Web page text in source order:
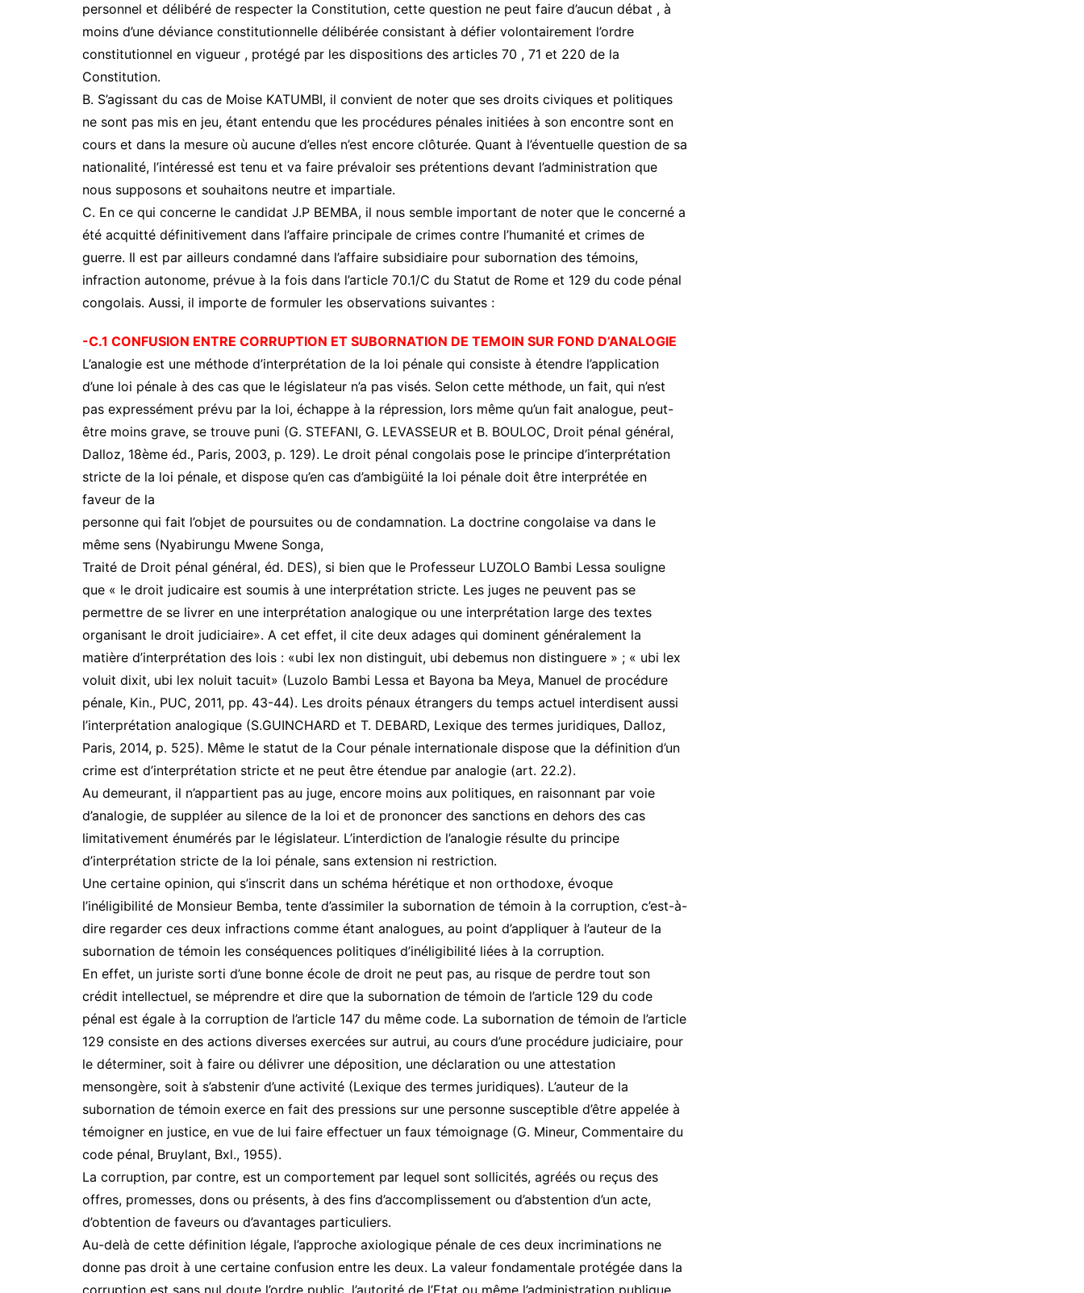
personnel et délibéré de respecter la Constitution, cette question ne peut faire d’aucun débat , à
moins d’une déviance constitutionnelle délibérée consistant à défier volontairement l’ordre
constitutionnel en vigueur , protégé par les dispositions des articles 70 , 71 et 220 de la
Constitution.
B. S’agissant du cas de Moise KATUMBI, il convient de noter que ses droits civiques et politiques
ne sont pas mis en jeu, étant entendu que les procédures pénales initiées à son encontre sont en
cours et dans la mesure où aucune d’elles n’est encore clôturée. Quant à l’éventuelle question de sa
nationalité, l’intéressé est tenu et va faire prévaloir ses prétentions devant l’administration que
nous supposons et souhaitons neutre et impartiale.
C. En ce qui concerne le candidat J.P BEMBA, il nous semble important de noter que le concerné a
été acquitté définitivement dans l’affaire principale de crimes contre l’humanité et crimes de
guerre. Il est par ailleurs condamné dans l’affaire subsidiaire pour subornation des témoins,
infraction autonome, prévue à la fois dans l’article 70.1/C du Statut de Rome et 129 du code pénal
congolais. Aussi, il importe de formuler les observations suivantes :
-C.1 CONFUSION ENTRE CORRUPTION ET SUBORNATION DE TEMOIN SUR FOND D’ANALOGIE
L’analogie est une méthode d’interprétation de la loi pénale qui consiste à étendre l’application
d’une loi pénale à des cas que le législateur n’a pas visés. Selon cette méthode, un fait, qui n’est
pas expressément prévu par la loi, échappe à la répression, lors même qu’un fait analogue, peut-
être moins grave, se trouve puni (G. STEFANI, G. LEVASSEUR et B. BOULOC, Droit pénal général,
Dalloz, 18ème éd., Paris, 2003, p. 129). Le droit pénal congolais pose le principe d’interprétation
stricte de la loi pénale, et dispose qu’en cas d’ambigüité la loi pénale doit être interprétée en
faveur de la
personne qui fait l’objet de poursuites ou de condamnation. La doctrine congolaise va dans le
même sens (Nyabirungu Mwene Songa,
Traité de Droit pénal général, éd. DES), si bien que le Professeur LUZOLO Bambi Lessa souligne
que « le droit judicaire est soumis à une interprétation stricte. Les juges ne peuvent pas se
permettre de se livrer en une interprétation analogique ou une interprétation large des textes
organisant le droit judiciaire». A cet effet, il cite deux adages qui dominent généralement la
matière d’interprétation des lois : «ubi lex non distinguit, ubi debemus non distinguere » ; « ubi lex
voluit dixit, ubi lex noluit tacuit» (Luzolo Bambi Lessa et Bayona ba Meya, Manuel de procédure
pénale, Kin., PUC, 2011, pp. 43-44). Les droits pénaux étrangers du temps actuel interdisent aussi
l’interprétation analogique (S.GUINCHARD et T. DEBARD, Lexique des termes juridiques, Dalloz,
Paris, 2014, p. 525). Même le statut de la Cour pénale internationale dispose que la définition d’un
crime est d’interprétation stricte et ne peut être étendue par analogie (art. 22.2).
Au demeurant, il n’appartient pas au juge, encore moins aux politiques, en raisonnant par voie
d’analogie, de suppléer au silence de la loi et de prononcer des sanctions en dehors des cas
limitativement énumérés par le législateur. L’interdiction de l’analogie résulte du principe
d’interprétation stricte de la loi pénale, sans extension ni restriction.
Une certaine opinion, qui s’inscrit dans un schéma hérétique et non orthodoxe, évoque
l’inéligibilité de Monsieur Bemba, tente d’assimiler la subornation de témoin à la corruption, c’est-à-
dire regarder ces deux infractions comme étant analogues, au point d’appliquer à l’auteur de la
subornation de témoin les conséquences politiques d’inéligibilité liées à la corruption.
En effet, un juriste sorti d’une bonne école de droit ne peut pas, au risque de perdre tout son
crédit intellectuel, se méprendre et dire que la subornation de témoin de l’article 129 du code
pénal est égale à la corruption de l’article 147 du même code. La subornation de témoin de l’article
129 consiste en des actions diverses exercées sur autrui, au cours d’une procédure judiciaire, pour
le déterminer, soit à faire ou délivrer une déposition, une déclaration ou une attestation
mensongère, soit à s’abstenir d’une activité (Lexique des termes juridiques). L’auteur de la
subornation de témoin exerce en fait des pressions sur une personne susceptible d’être appelée à
témoigner en justice, en vue de lui faire effectuer un faux témoignage (G. Mineur, Commentaire du
code pénal, Bruylant, Bxl., 1955).
La corruption, par contre, est un comportement par lequel sont sollicités, agréés ou reçus des
offres, promesses, dons ou présents, à des fins d’accomplissement ou d’abstention d’un acte,
d’obtention de faveurs ou d’avantages particuliers.
Au-delà de cette définition légale, l’approche axiologique pénale de ces deux incriminations ne
donne pas droit à une certaine confusion entre les deux. La valeur fondamentale protégée dans la
corruption est sans nul doute l’ordre public, l’autorité de l’Etat ou même l’administration publique.